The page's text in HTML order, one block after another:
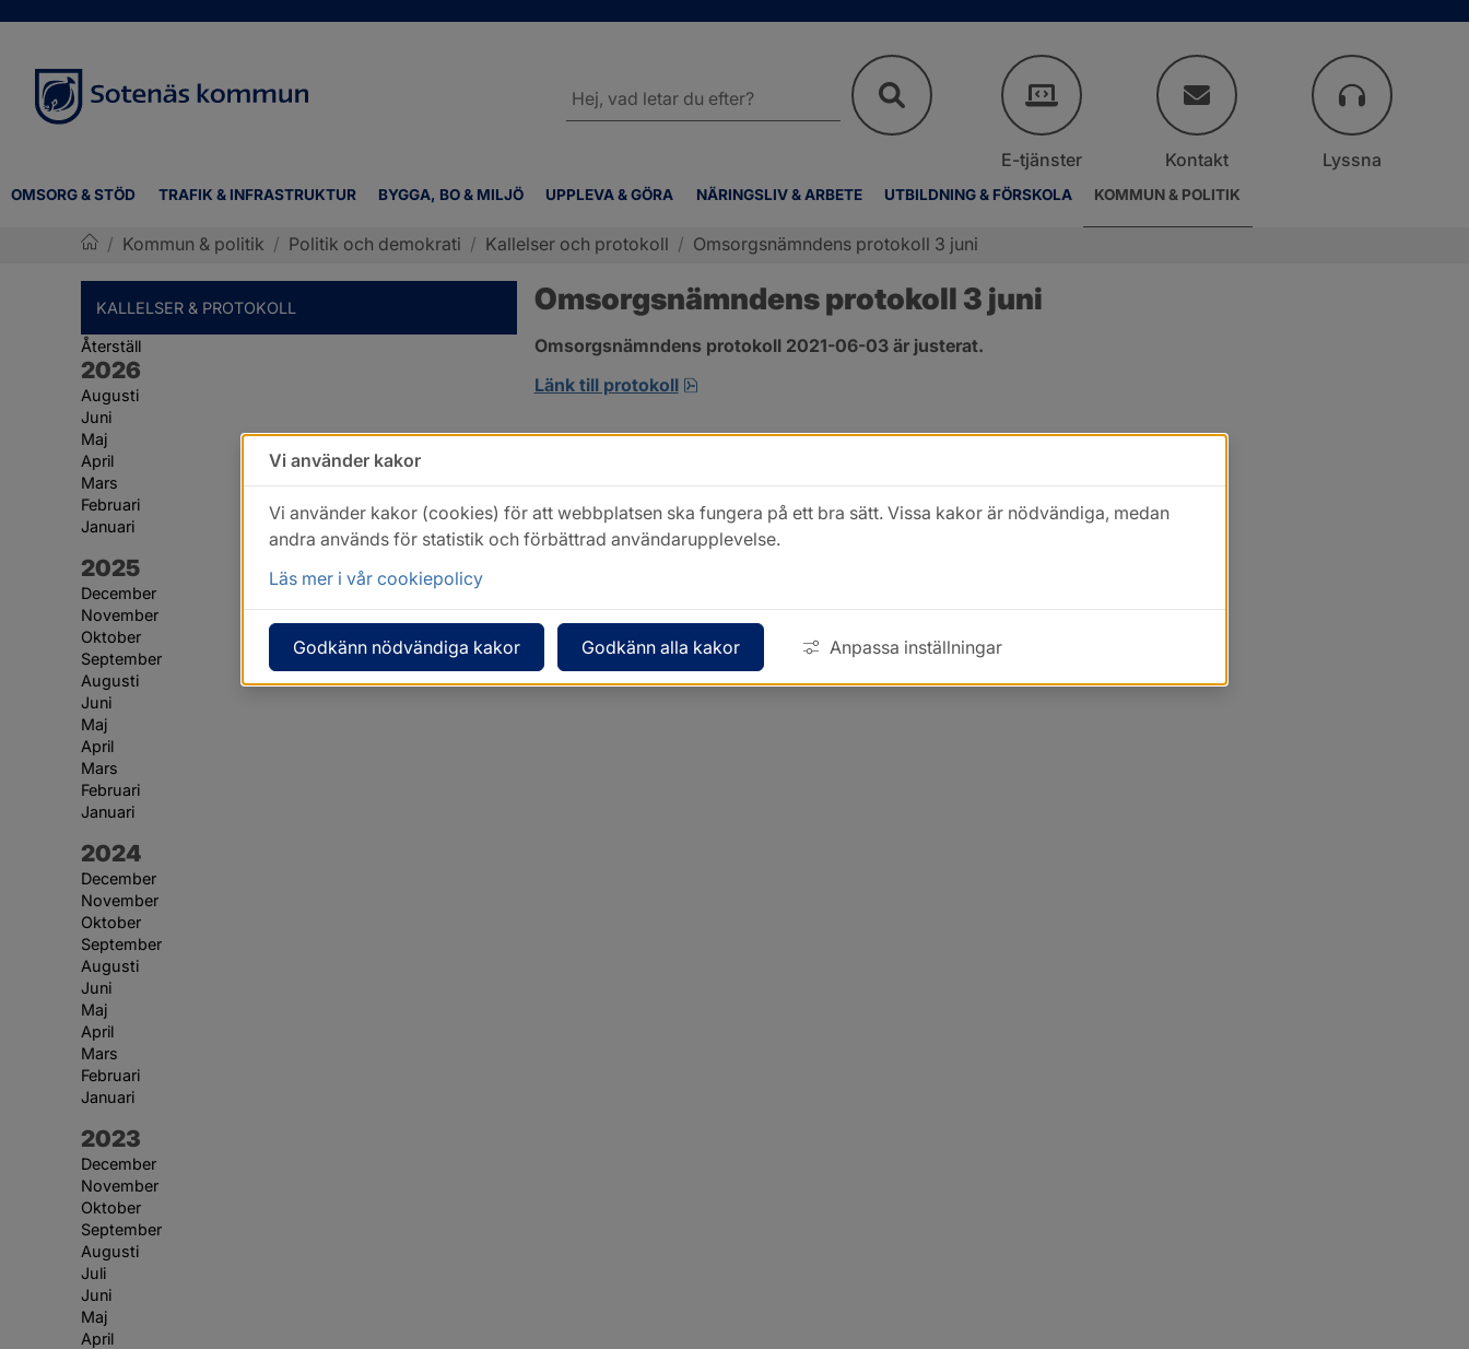
OMSORG & STÖD TRAFIK & INFRASTRUKTUR BYGGA, BO & MILJÖ UPPLEVA & GÖRA NÄRINGSLIV & ARBETE UTBILDNING & FÖRSKOLA KOMMUN & POLITIK
webbplatsen
E-tjänster Kontakt Lyssna
/ Kommun & politik / Politik och demokrati / Kallelser och protokoll / Omsorgsnämndens protokoll 3 juni
KALLELSER & PROTOKOLL
Återställ
År:
2026
Augusti
Juni
Maj
April
Mars
Februari
Januari
År:
2025
December
November
Oktober
September
Augusti
Juni
Maj
April
Mars
Februari
Januari
År:
2024
December
November
Oktober
September
Augusti
Juni
Maj
April
Mars
Februari
Januari
År:
2023
December
November
Oktober
September
Augusti
Juli
Juni
Maj
April
Omsorgsnämndens protokoll 3 juni
Omsorgsnämndens protokoll 2021-06-03 är justerat.
Länk till protokoll
pdf, 303.4 kB, öppnas i nytt fönster.
Vi använder kakor
Vi använder kakor (cookies) för att webbplatsen ska fungera på ett bra sätt. Vissa kakor är nödvändiga, medan
andra används för statistik och förbättrad användarupplevelse.
Läs mer i vår cookiepolicy
Godkänn nödvändiga kakor Godkänn alla kakor Anpassa inställningar